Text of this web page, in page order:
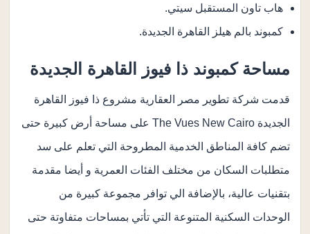
هاب تاون المستقبل سيتي.
كمبوند بالم هيلز القاهرة الجديدة.
مساحة كمبوند ذا فيوز القاهرة الجديدة
قدمت شركة تطوير مصر العقارية مشروع ذا فيوز القاهرة
الجديدة The Vues New Cairo على مساحة أرض كبيرة حتى
تضم كافة المناطق الخدمية المطروحة التي تعلم على سد
متطلبات السكان من مختلف الفئات العمرية و أيضا مقدمة
بتقنيات عالية، بالإضافة الي توافر مجموعة كبيرة من
الوحدات السكنية المتنوعة التي تأتي بمساحات متفاوتة حتى